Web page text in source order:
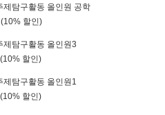
제탐구활동 올인원 공학
(10% 할인)
제탐구활동 올인원3
(10% 할인)
제탐구활동 올인원1
(10% 할인)